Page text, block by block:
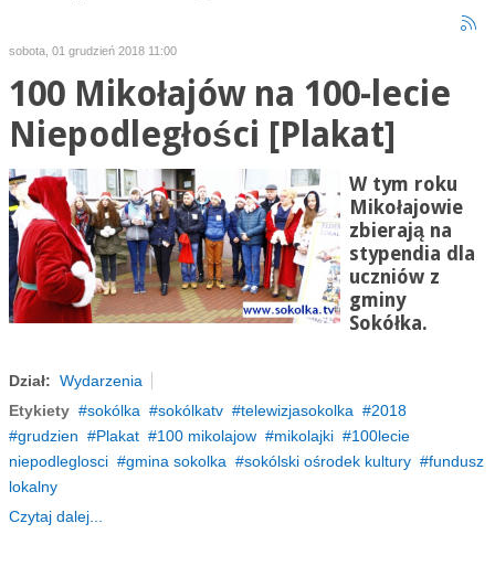
sobota, 01 grudzień 2018 11:00
100 Mikołajów na 100-lecie
Niepodległości [Plakat]
W tym roku
Mikołajowie
zbierają na
stypendia dla
uczniów z
gminy
Sokółka.
Dział: Wydarzenia
Etykiety
sokólka sokólkatv telewizjasokolka
2018
grudzien
Plakat 100 mikolajow mikolajki
100lecie
niepodleglosci
gmina sokolka sokólski ośrodek kultury
fundusz
lokalny
Czytaj dalej...